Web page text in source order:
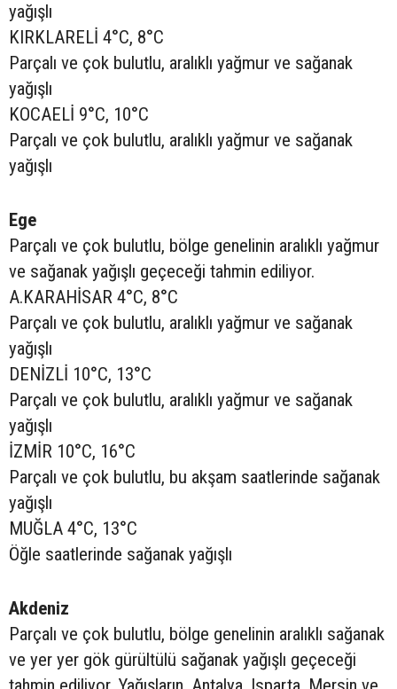
yağışlı
KIRKLARELİ 4°C, 8°C
Parçalı ve çok bulutlu, aralıklı yağmur ve sağanak
yağışlı
KOCAELİ 9°C, 10°C
Parçalı ve çok bulutlu, aralıklı yağmur ve sağanak
yağışlı
Ege
Parçalı ve çok bulutlu, bölge genelinin aralıklı yağmur
ve sağanak yağışlı geçeceği tahmin ediliyor.
A.KARAHİSAR 4°C, 8°C
Parçalı ve çok bulutlu, aralıklı yağmur ve sağanak
yağışlı
DENİZLİ 10°C, 13°C
Parçalı ve çok bulutlu, aralıklı yağmur ve sağanak
yağışlı
İZMİR 10°C, 16°C
Parçalı ve çok bulutlu, bu akşam saatlerinde sağanak
yağışlı
MUĞLA 4°C, 13°C
Öğle saatlerinde sağanak yağışlı
Akdeniz
Parçalı ve çok bulutlu, bölge genelinin aralıklı sağanak
ve yer yer gök gürültülü sağanak yağışlı geçeceği